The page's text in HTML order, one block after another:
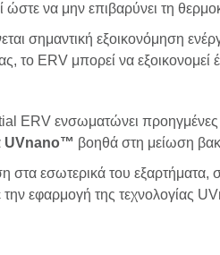
ώστε να μην επιβαρύνει τη
σημαντική εξοικονόμηση
το ERV μπορεί να
ERV ενσωματώνει
UVnano™ βοηθά στη μείωση
στα εσωτερικά του
εφαρμογή της τεχνολογίας